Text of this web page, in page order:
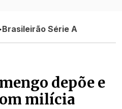
Brasileirão Série A
depõe e
milícia